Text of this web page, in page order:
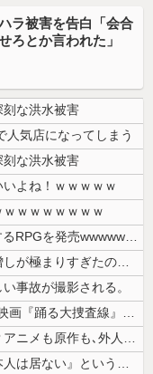
ラ被害を告白「会合
ろとか言われた」
な洪水被害
人気店になってしまう
な洪水被害
いよね！ｗｗｗｗｗ
ｗｗｗｗｗｗｗｗ
【朗報】コエテクさん、AIライザと会話するRPGを発売wwwwwwww...
【マスコミ妄想】女性セブンさん、高市憎しが極まりすぎたのか、過去一級の...
事故が撮影される。
【フジ】佐藤二朗（57） 主演予定だった映画『踊る大捜査線』スピンオフ...
【悲報】おにまいの二期ってやらないの？アニメも原作も､外人からも人気あ...
【赤っ恥】「航空機事故で『搭乗者に日本人は居ない』という発表は嫌い。人...